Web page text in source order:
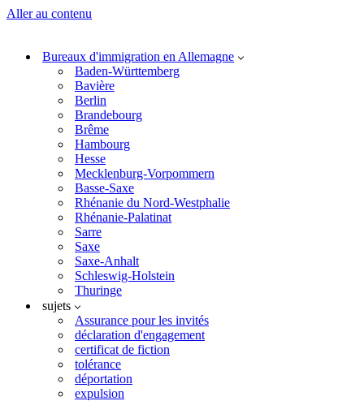
Aller au contenu
Bureaux d'immigration en Allemagne
Baden-Württemberg
Bavière
Berlin
Brandebourg
Brême
Hambourg
Hesse
Mecklenburg-Vorpommern
Basse-Saxe
Rhénanie du Nord-Westphalie
Rhénanie-Palatinat
Sarre
Saxe
Saxe-Anhalt
Schleswig-Holstein
Thuringe
sujets
Assurance pour les invités
déclaration d'engagement
certificat de fiction
tolérance
déportation
expulsion